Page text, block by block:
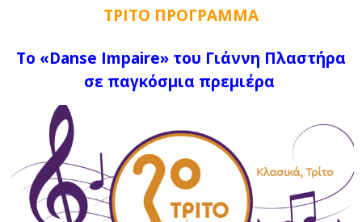
ΤΡΙΤΟ ΠΡΟΓΡΑΜΜΑ
Το «Danse Impaire» του Γιάννη Πλαστήρα
σε παγκόσμια πρεμιέρα